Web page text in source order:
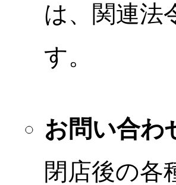
は、関連法
す。
お問い合わ
閉店後の各